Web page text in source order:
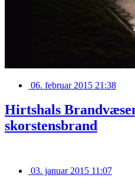
06. februar 2015 21:38
Hirtshals
skorstensbrand
03. januar 2015 11:07